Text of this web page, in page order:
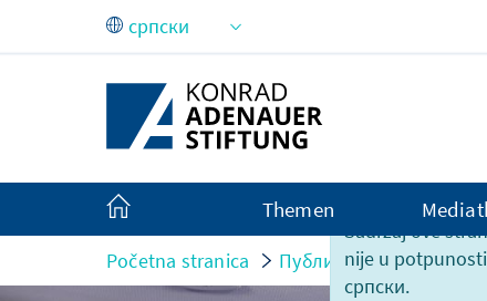
Skip to Main Content
Sadržaj ove
nije u
српски.
Themen
Početna stranica Публикације Prilozi